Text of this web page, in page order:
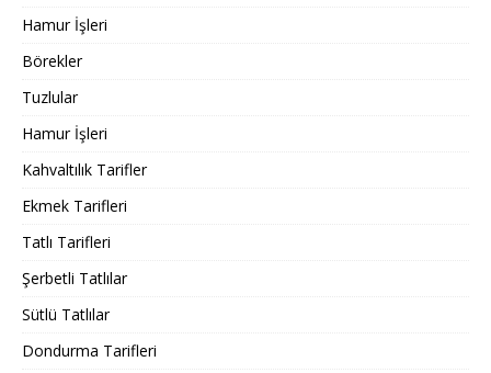
Hamur İşleri
Börekler
Tuzlular
Hamur İşleri
Kahvaltılık Tarifler
Ekmek Tarifleri
Tatlı Tarifleri
Şerbetli Tatlılar
Sütlü Tatlılar
Dondurma Tarifleri